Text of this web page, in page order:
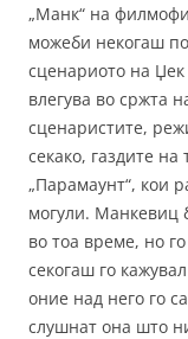
„Манк“ на
можеби некогаш
сценариото на
влегува во сржта
сценаристите,
секако, газдите
„Парамаунт“, кои
могули. Манкевиц
во тоа време, но
секогаш го
оние над него го
слушнат она што